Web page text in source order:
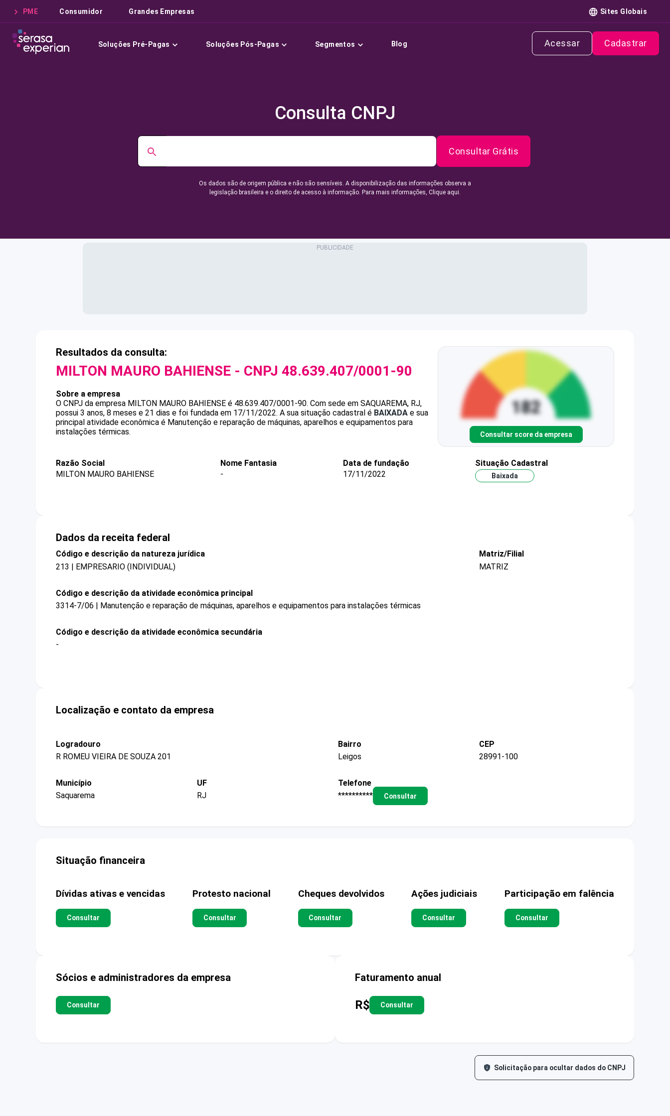
PME Consumidor Grandes Empresas Sites Globais
Soluções Pré-Pagas Soluções Pós-Pagas Segmentos Blog Acessar Cadastrar
Consulta CNPJ
Consultar Grátis
Os dados são de origem pública e não são sensíveis. A disponibilização das informações observa a
legislação brasileira e o direito de acesso à informação. Para mais informações, Clique aqui.
Resultados da consulta:
MILTON MAURO BAHIENSE - CNPJ 48.639.407/0001-90
Sobre a empresa
O CNPJ da empresa MILTON MAURO BAHIENSE é 48.639.407/0001-90. Com sede em SAQUAREMA, RJ,
possui 3 anos, 8 meses e 21 dias e foi fundada em 17/11/2022. A sua situação cadastral é BAIXADA e sua
principal atividade econômica é Manutenção e reparação de máquinas, aparelhos e equipamentos para
instalações térmicas.
Consultar score da empresa
Razão Social
MILTON MAURO BAHIENSE
Nome Fantasia
-
Data de fundação
17/11/2022
Situação Cadastral
Baixada
Dados da receita federal
Código e descrição da natureza jurídica
213 | EMPRESARIO (INDIVIDUAL)
Matriz/Filial
MATRIZ
Código e descrição da atividade econômica principal
3314-7/06 | Manutenção e reparação de máquinas, aparelhos e equipamentos para instalações térmicas
Código e descrição da atividade econômica secundária
-
Localização e contato da empresa
Logradouro
R ROMEU VIEIRA DE SOUZA 201
Bairro
Leigos
CEP
28991-100
Município
Saquarema
UF
RJ
Telefone
**********
Consultar
Situação financeira
Dívidas ativas e vencidas
Consultar
Protesto nacional
Consultar
Cheques devolvidos
Consultar
Ações judiciais
Consultar
Participação em falência
Consultar
Sócios e administradores da empresa
Consultar
Faturamento anual
R$ Consultar
Solicitação para ocultar dados do CNPJ